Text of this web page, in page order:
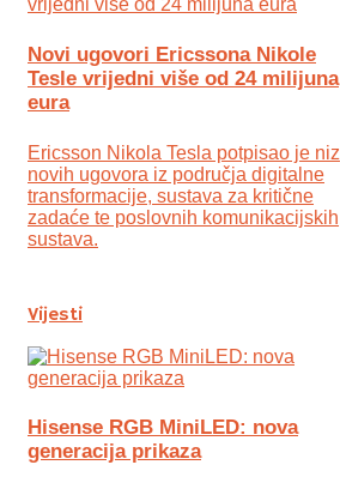
Novi ugovori Ericssona Nikole
Tesle vrijedni više od 24 milijuna
eura
Ericsson Nikola Tesla potpisao je niz
novih ugovora iz područja digitalne
transformacije, sustava za kritične
zadaće te poslovnih komunikacijskih
sustava.
Vijesti
Hisense RGB MiniLED: nova
generacija prikaza